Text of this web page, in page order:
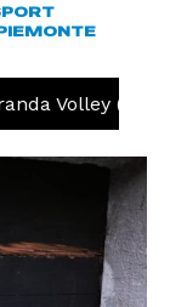
Volley (FOTO e